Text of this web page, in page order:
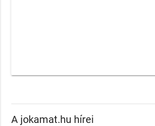
A jokamat.hu hírei